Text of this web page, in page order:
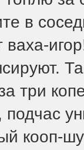
в
ваха-
три
подчас
кооп-